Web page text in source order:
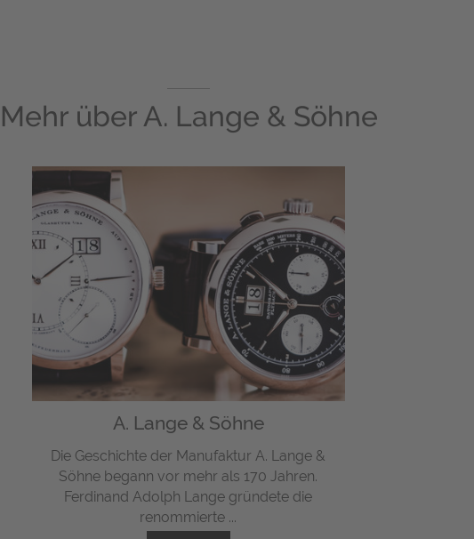
Mehr über A. Lange & Söhne
A. Lange & Söhne
Die Geschichte der Manufaktur A. Lange &
Söhne begann vor mehr als 170 Jahren.
Ferdinand Adolph Lange gründete die
renommierte ...